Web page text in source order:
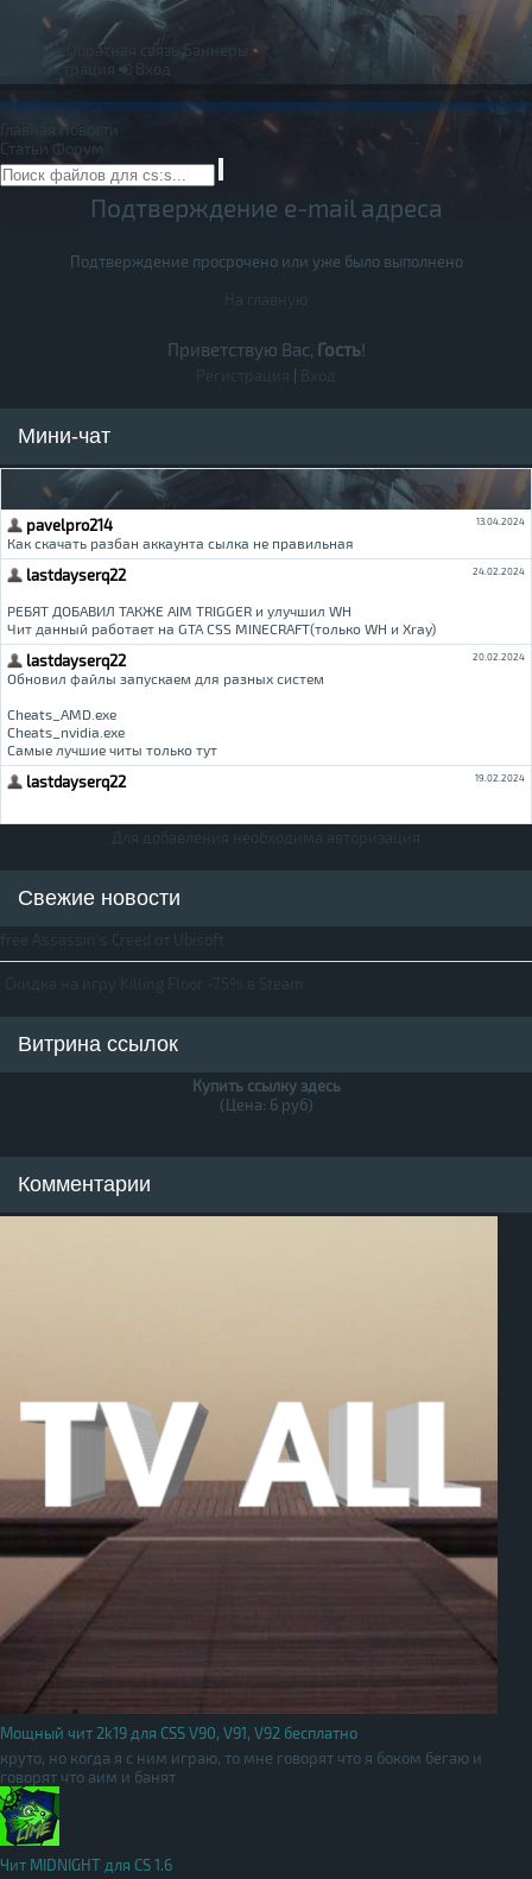
Обратная связь
Баннеры
Регистрация
Вход
Главная
Новости
Статьи Форум
Подтверждение e-mail адреса
Подтверждение просрочено или уже было выполнено
Приветствую Вас, Гость!
Мини-чат
Свежие новости
Витрина ссылок
Купить ссылку здесь
(Цена: 6 руб)
Комментарии
Мощный чит 2k19 для CSS V90, V91, V92 бесплатно
круто, но когда я с ним играю, то мне говорят что я боком бегаю и
говорят что аим и банят
Чит MIDNIGHT для CS 1.6